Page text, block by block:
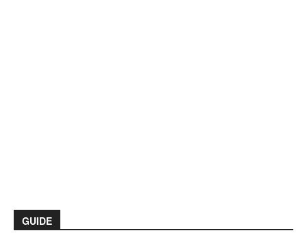
GUIDE